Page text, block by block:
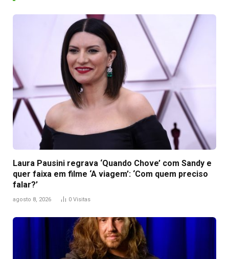
Laura Pausini regrava ‘Quando Chove’ com Sandy e
quer faixa em filme ‘A viagem’: ‘Com quem preciso
falar?’
agosto 8, 2026 0 Visitas